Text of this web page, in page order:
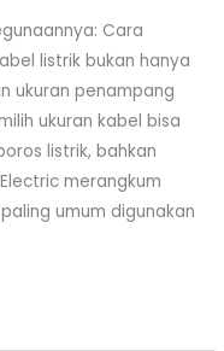
Cara
listrik bukan hanya
ukuran penampang
ukuran kabel bisa
listrik, bahkan
merangkum
umum digunakan